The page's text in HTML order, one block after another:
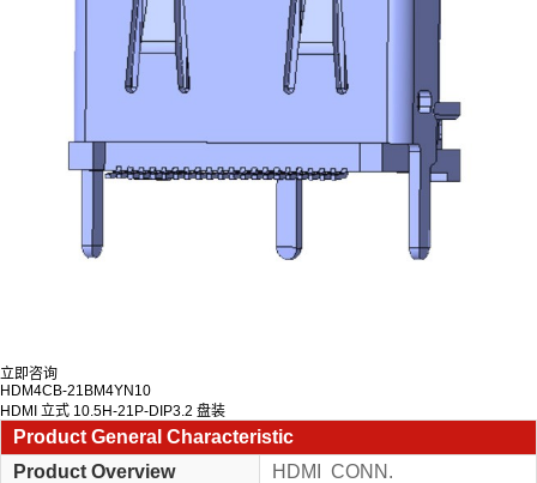
立即咨询
HDM4CB-21BM4YN10
HDMI 立式 10.5H-21P-DIP3.2 盘装
Product General Characteristic
Product Overview
HDMI CONN.